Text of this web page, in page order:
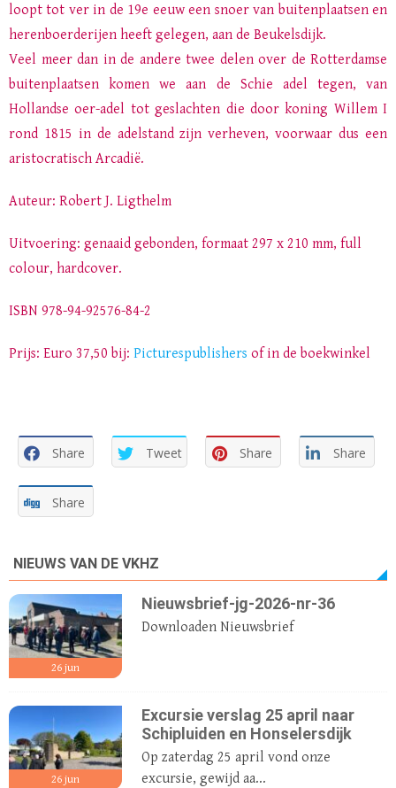
loopt tot ver in de 19e eeuw een snoer van buitenplaatsen en
herenboerderijen heeft gelegen, aan de Beukelsdijk.
Veel meer dan in de andere twee delen over de Rotterdamse
buitenplaatsen komen we aan de Schie adel tegen, van
Hollandse oer-adel tot geslachten die door koning Willem I
rond 1815 in de adelstand zijn verheven, voorwaar dus een
aristocratisch Arcadië.
Auteur: Robert J. Ligthelm
Uitvoering: genaaid gebonden, formaat 297 x 210 mm, full
colour, hardcover.
ISBN 978-94-92576-84-2
Prijs: Euro 37,50 bij: Picturespublishers of in de boekwinkel
Share Tweet Share Share
Share
NIEUWS VAN DE VKHZ
26 jun
Nieuwsbrief-jg-2026-nr-36
Downloaden Nieuwsbrief
26 jun
Excursie verslag 25 april naar
Schipluiden en Honselersdijk
Op zaterdag 25 april vond onze
excursie, gewijd aa...